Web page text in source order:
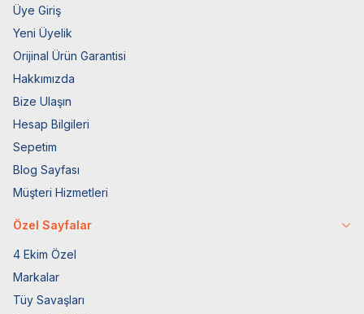
Üye Giriş
Yeni Üyelik
Orijinal Ürün Garantisi
Hakkımızda
Bize Ulaşın
Hesap Bilgileri
Sepetim
Blog Sayfası
Müşteri Hizmetleri
Özel Sayfalar
4 Ekim Özel
Markalar
Tüy Savaşları